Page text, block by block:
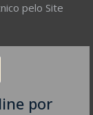
por
pelo Site
mais
da saúde
ao